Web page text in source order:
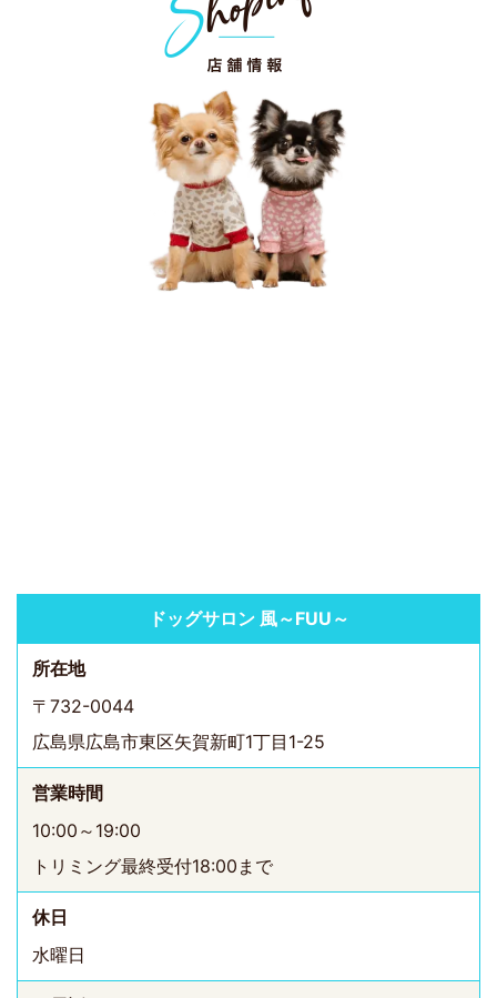
ドッグサロン 風～FUU～
所在地
〒732-0044
広島県広島市東区矢賀新町1丁目1-25
営業時間
10:00～19:00
トリミング最終受付18:00まで
休日
水曜日